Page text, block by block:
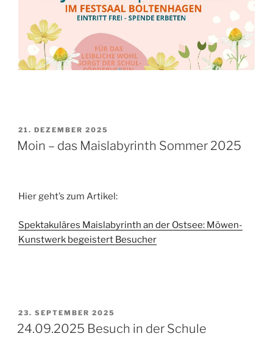
VERÖFFENTLICHT
AM
21. DEZEMBER 2025
Moin – das Maislabyrinth Sommer 2025
Hier geht’s zum Artikel:
Spektakuläres Maislabyrinth an der Ostsee: Möwen-
Kunstwerk begeistert Besucher
VERÖFFENTLICHT
AM
23. SEPTEMBER 2025
24.09.2025 Besuch in der Schule